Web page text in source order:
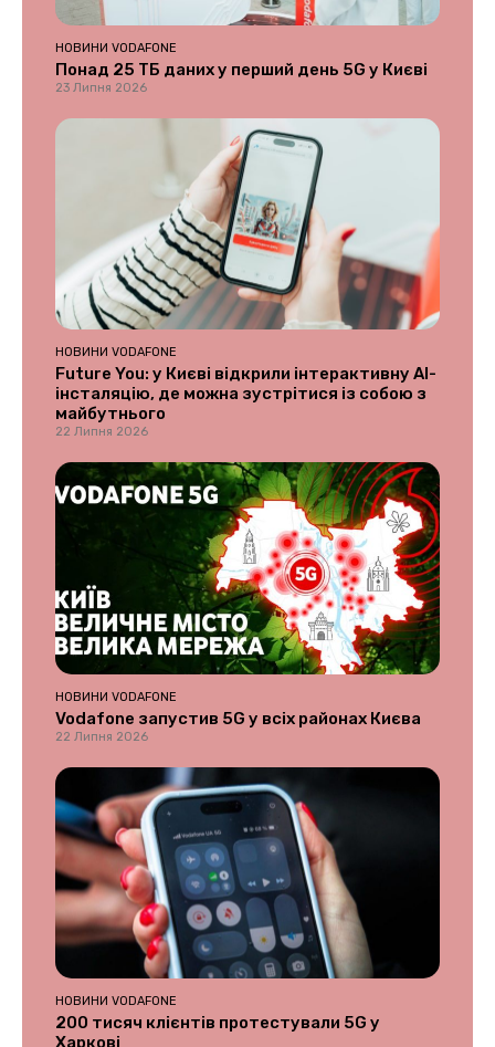
НОВИНИ VODAFONE
Понад 25 ТБ даних у перший день 5G у Києві
23 Липня 2026
НОВИНИ VODAFONE
Future You: у Києві відкрили інтерактивну AI-
інсталяцію, де можна зустрітися із собою з
майбутнього
22 Липня 2026
НОВИНИ VODAFONE
Vodafone запустив 5G у всіх районах Києва
22 Липня 2026
НОВИНИ VODAFONE
200 тисяч клієнтів протестували 5G у
Харкові